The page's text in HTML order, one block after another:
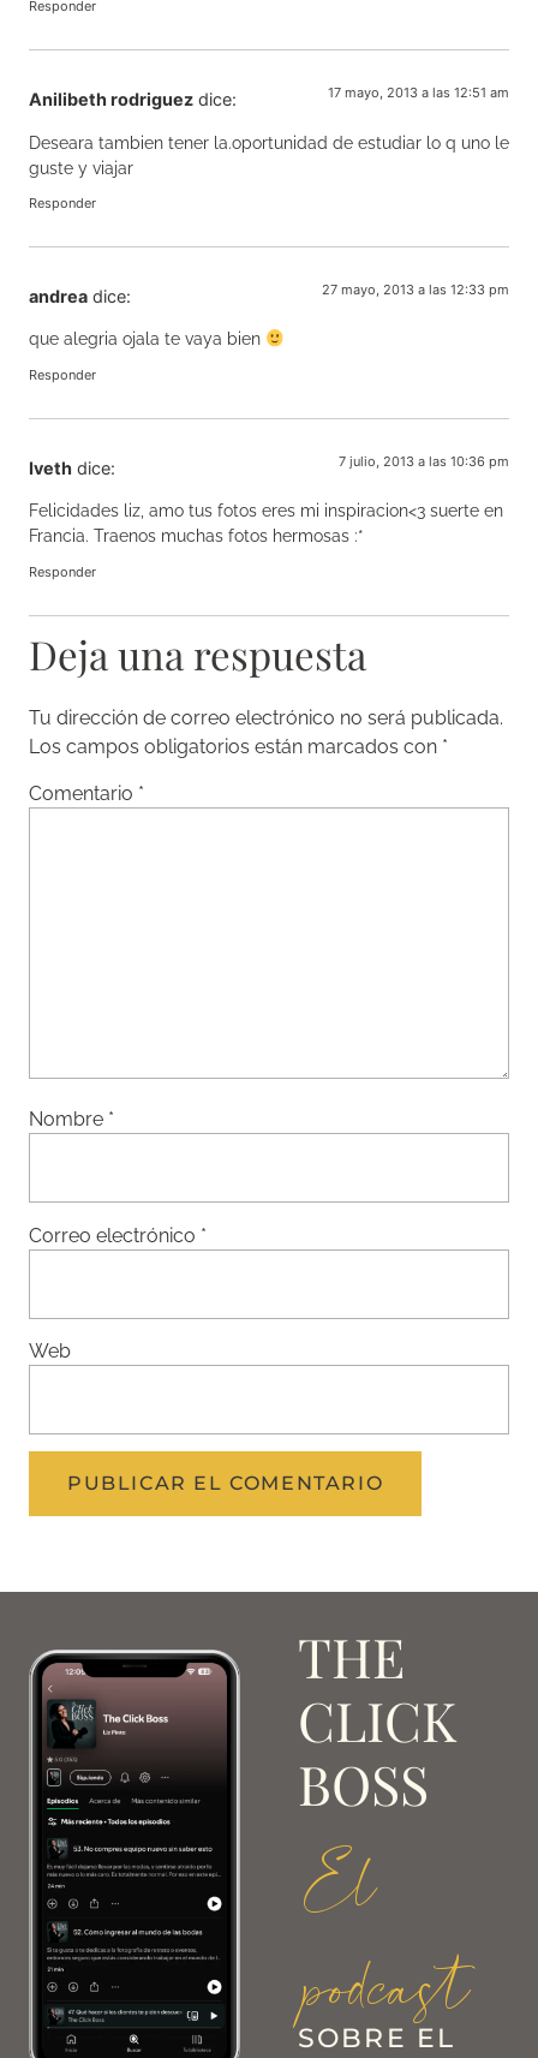
Responder
Anilibeth rodriguez dice: 17 mayo, 2013 a las 12:51 am
Deseara tambien tener la.oportunidad de estudiar lo q uno le
guste y viajar
Responder
andrea dice: 27 mayo, 2013 a las 12:33 pm
que alegria ojala te vaya bien
Responder
Iveth dice: 7 julio, 2013 a las 10:36 pm
Felicidades liz, amo tus fotos eres mi inspiracion<3 suerte en
Francia. Traenos muchas fotos hermosas :*
Responder
Deja una respuesta
Tu dirección de correo electrónico no será publicada.
Los campos obligatorios están marcados con *
Comentario *
Nombre *
Correo electrónico *
Web
THE
CLICK
BOSS
El
podcast
SOBRE EL